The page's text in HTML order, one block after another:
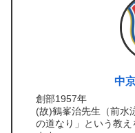
中
創部1957年
(故)鶴峯治先生（前水
の道なり」という教